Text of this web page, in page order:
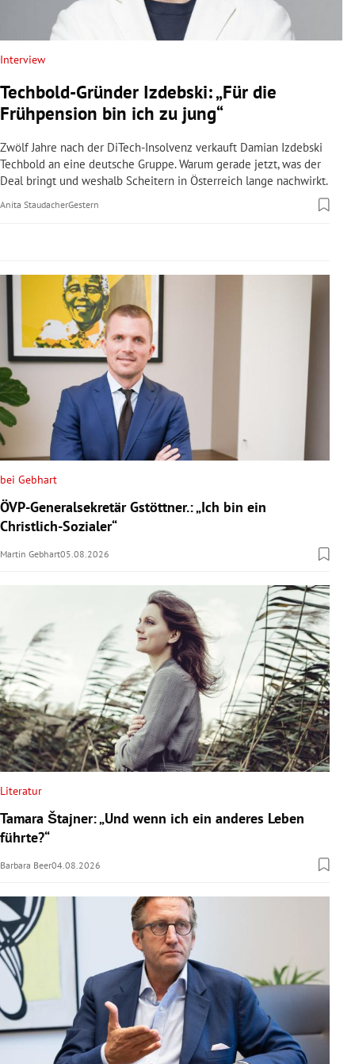
Untermenü
Untermenü
Untermenü
Untermenü
Untermenü
Untermenü
Untermenü
Interview
Techbold-Gründer Izdebski: „Für die
Frühpension bin ich zu jung“
Zwölf Jahre nach der DiTech-Insolvenz verkauft Damian Izdebski
Techbold an eine deutsche Gruppe. Warum gerade jetzt, was der
Deal bringt und weshalb Scheitern in Österreich lange nachwirkt.
Anita StaudacherGestern
bei Gebhart
ÖVP-Generalsekretär Gstöttner.: „Ich bin ein
Christlich-Sozialer“
Martin Gebhart05.08.2026
Literatur
Tamara Štajner: „Und wenn ich ein anderes Leben
führte?“
Barbara Beer04.08.2026